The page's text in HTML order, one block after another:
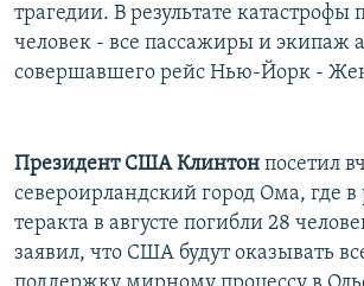
трагедии. В результате катастрофы
человек - все пассажиры и экипаж
совершавшего рейс Нью-Йорк -
Президент США Клинтон посетил
североирландский город Ома, где в
теракта в августе погибли 28
заявил, что США будут оказывать